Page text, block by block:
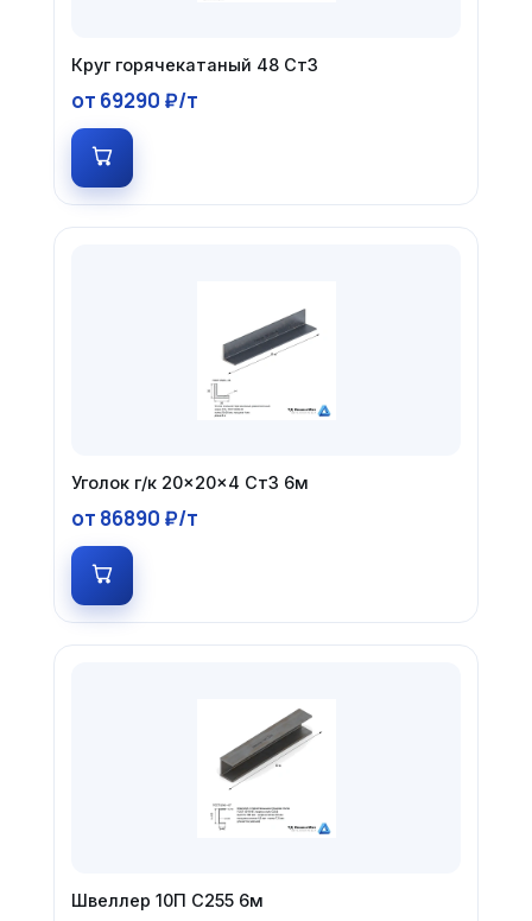
Круг горячекатаный 48 Ст3
от 69290 ₽/т
Уголок г/к 20×20×4 Ст3 6м
от 86890 ₽/т
Швеллер 10П С255 6м